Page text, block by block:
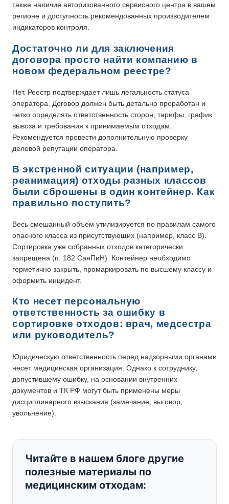
также наличие авторизованного сервисного центра в вашем
регионе и доступность рекомендованных производителем
индикаторов контроля.
Достаточно ли для заключения
договора просто найти компанию в
новом федеральном реестре?
Нет. Реестр подтверждает лишь легальность статуса
оператора. Договор должен быть детально проработан и
четко определять ответственность сторон, тарифы, график
вывоза и требования к принимаемым отходам.
Рекомендуется провести дополнительную проверку
деловой репутации оператора.
В экстренной ситуации (например,
реанимация) отходы разных классов
были сброшены в один контейнер. Как
правильно поступить?
Весь смешанный объем утилизируется по правилам самого
опасного класса из присутствующих (например, класс В).
Сортировка уже собранных отходов категорически
запрещена (п. 182 СанПиН). Контейнер необходимо
герметично закрыть, промаркировать по высшему классу и
оформить инцидент.
Кто несет персональную
ответственность за ошибку в
сортировке отходов: врач, медсестра
или руководитель?
Юридическую ответственность перед надзорными органами
несет медицинская организация. Однако к сотруднику,
допустившему ошибку, на основании внутренних
документов и ТК РФ могут быть применены меры
дисциплинарного взыскания (замечание, выговор,
увольнение).
Читайте в нашем блоге другие
полезные материалы по
медицинским отходам: